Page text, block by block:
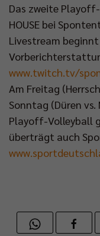
Das zweite
HOUSE bei
Livestream
www.twitch.tv/
Am Freitag
Sonntag (Düren
Playoff-Volleyball
überträgt auch